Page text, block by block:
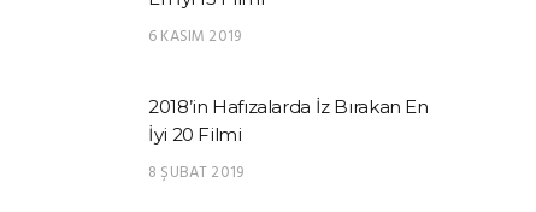
6 KASIM 2019
2018’in Hafızalarda İz Bırakan En
İyi 20 Filmi
8 ŞUBAT 2019